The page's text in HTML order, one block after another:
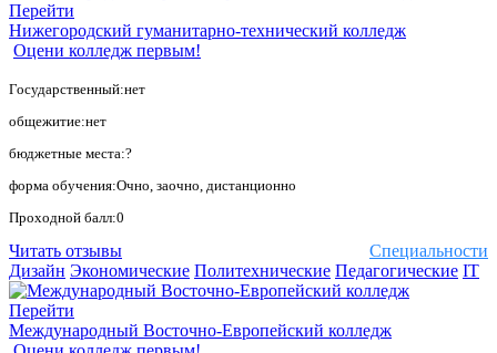
Перейти
Нижегородский гуманитарно-технический колледж
Оцени колледж первым!
Государственный:нет
общежитие:нет
бюджетные места:?
форма обучения:Очно, заочно, дистанционно
Проходной балл:0
Специальности
Читать отзывы
Дизайн Экономические Политехнические Педагогические IT
Перейти
Международный Восточно-Европейский колледж